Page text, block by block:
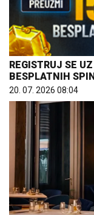
REGISTRUJ SE
BESPLATNIH
20. 07. 2026 08:04